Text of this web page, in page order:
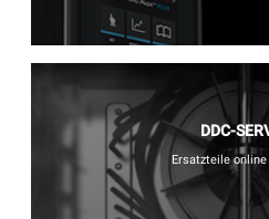
DDC-
Ersatzteile